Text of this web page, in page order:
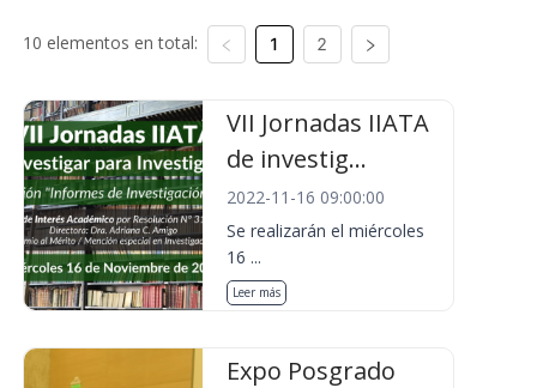
10 elementos en total: 1 2
VII Jornadas IIATA
de investig...
2022-11-16 09:00:00
Se realizarán el miércoles
16 ...
Leer más
Expo Posgrado